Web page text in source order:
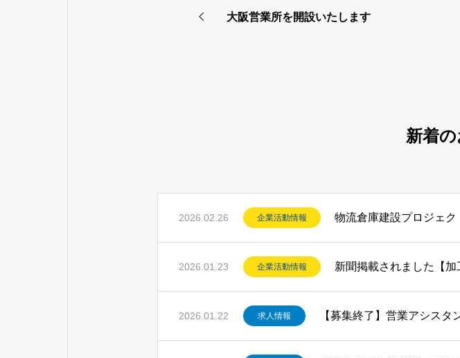
大阪営業所を開設いたします
新着
2026.02.26 企業活動情報 物流倉庫建設プロジェ
2026.01.23 企業活動情報 新聞掲載されました【加
2026.01.22 求人情報 【募集終了】営業アシスタ